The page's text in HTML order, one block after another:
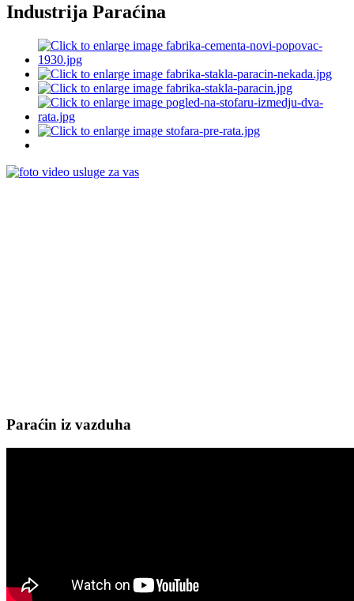
Industrija Paraćina
Paraćin iz vazduha